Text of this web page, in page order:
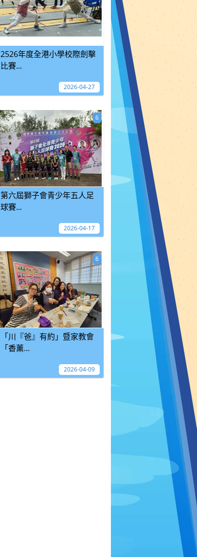
2526年度全港小學校際劍擊
比賽...
2026-04-27
第六屆獅子會青少年五人足
球賽...
6
2026-04-17
「川『爸』有約」暨家教會
「香薰...
6
2026-04-09